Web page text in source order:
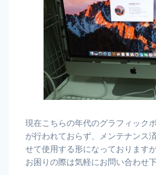
現在こちらの年代のグラフィック
が行われておらず、メンテナンス
せて使用する形になっております
お困りの際は気軽にお問い合わせ下